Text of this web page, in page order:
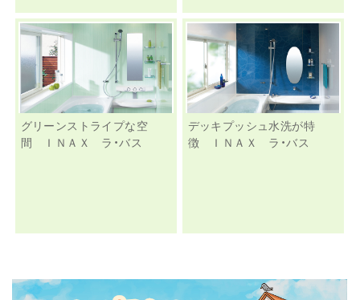
グリーンストライプな空
間 ＩＮＡＸ ラ・バス
デッキプッシュ水洗が特
徴 ＩＮＡＸ ラ・バス